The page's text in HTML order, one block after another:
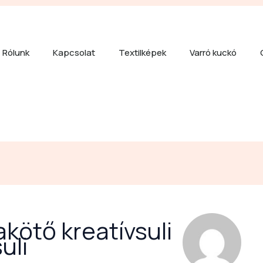
Rólunk Kapcsolat Textilképek Varró kuckó
kreatívsuli